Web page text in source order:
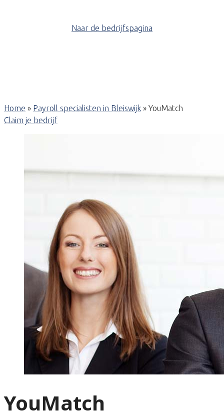
Naar de bedrijfspagina
Home » Payroll specialisten in Bleiswijk » YouMatch
Claim je bedrijf
YouMatch